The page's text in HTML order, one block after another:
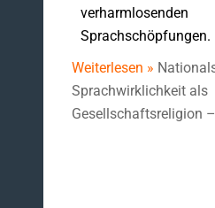
verharmlosenden
Sprachschöpfungen.
Weiterlesen »
Sprachwirklichkeit als
Gesellschaftsreligion